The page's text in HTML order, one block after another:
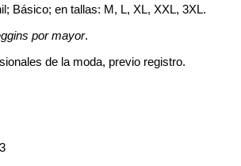
Básico; en tallas: M, L, XL, XXL, 3XL.
por mayor.
de la moda, previo registro.